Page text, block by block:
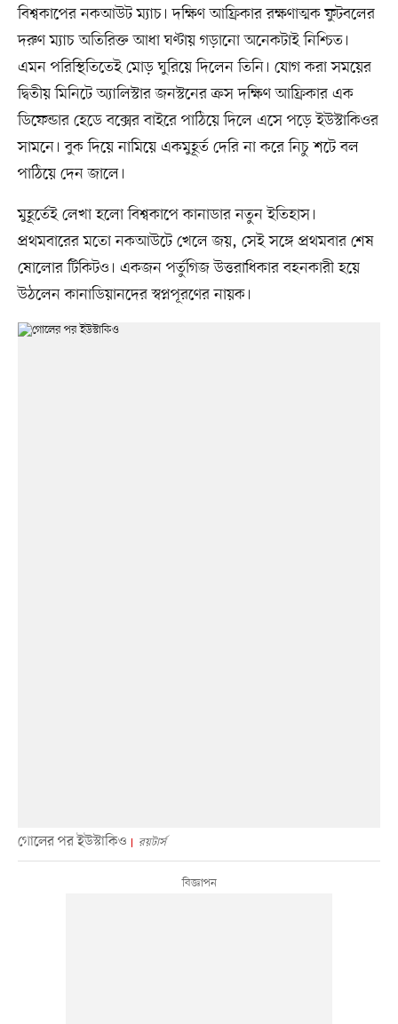
বিশ্বকাপের নকআউট ম্যাচ। দক্ষিণ আফ্রিকার রক্ষণাত্মক ফুটবলের
দরুণ ম্যাচ অতিরিক্ত আধা ঘণ্টায় গড়ানো অনেকটাই নিশ্চিত।
এমন পরিস্থিতিতেই মোড় ঘুরিয়ে দিলেন তিনি। যোগ করা সময়ের
দ্বিতীয় মিনিটে অ্যালিস্টার জনস্টনের ক্রস দক্ষিণ আফ্রিকার এক
ডিফেন্ডার হেডে বক্সের বাইরে পাঠিয়ে দিলে এসে পড়ে ইউস্টাকিওর
সামনে। বুক দিয়ে নামিয়ে একমুহূর্ত দেরি না করে নিচু শটে বল
পাঠিয়ে দেন জালে।
মুহূর্তেই লেখা হলো বিশ্বকাপে কানাডার নতুন ইতিহাস।
প্রথমবারের মতো নকআউটে খেলে জয়, সেই সঙ্গে প্রথমবার শেষ
ষোলোর টিকিটও। একজন পর্তুগিজ উত্তরাধিকার বহনকারী হয়ে
উঠলেন কানাডিয়ানদের স্বপ্নপূরণের নায়ক।
গোলের পর ইউস্টাকিও রয়টার্স